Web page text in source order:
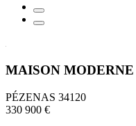
MAISON MODERNE
PÉZENAS 34120
330 900 €